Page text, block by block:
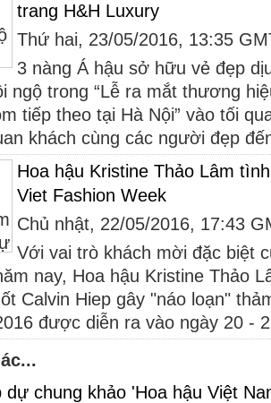
trang H&H Luxury
Thứ hai, 23/05/2016, 13:35
3 nàng Á hậu sở hữu vẻ đẹp
ngộ trong “Lễ ra mắt thương
tiếp theo tại Hà Nội” vào tối
khách cùng các người đẹp
Hoa hậu Kristine Thảo Lâm
Viet Fashion Week
Chủ nhật, 22/05/2016, 17:43
Với vai trò khách mời đặc biệt
nay, Hoa hậu Kristine Thảo
Calvin Hiep gây "náo loạn"
được diễn ra vào ngày 20 -
dự chung khảo 'Hoa hậu Việt